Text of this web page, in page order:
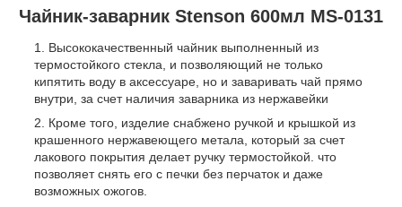
Чайник-заварник Stenson 600мл MS-0131
Высококачественный чайник выполненный из
термостойкого стекла, и позволяющий не только
кипятить воду в аксессуаре, но и заваривать чай прямо
внутри, за счет наличия заварника из нержавейки
Кроме того, изделие снабжено ручкой и крышкой из
крашенного нержавеющего метала, который за счет
лакового покрытия делает ручку термостойкой. что
позволяет снять его с печки без перчаток и даже
возможных ожогов.